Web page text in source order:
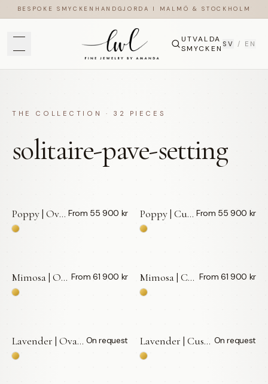
BESPOKE SMYCKEN HANDGJORDA I MALMÖ & STOCKHOLM
UTVALDA
SMYCKEN SV / EN
THE COLLECTION · 32 PIECES
solitaire-pave-setting
Poppy | Oval | Förlovningsring | 18k Guld — LWL From 55 900 kr Poppy | Cushion | Förlovningsring | 18k Guld — LWL From 55 900 kr
Mimosa | Oval | Förlovningsring | 18k Guld — LWL From 61 900 kr Mimosa | Cushion | Förlovningsring | 18k Guld — LWL From 61 900 kr
BY APPOINTMENT
Lavender | Oval | Förlovningsring | 18k Guld — LWL On request BY APPOINTMENT
Lavender | Cushion | Förlovningsring | 18k Guld — LWL On request